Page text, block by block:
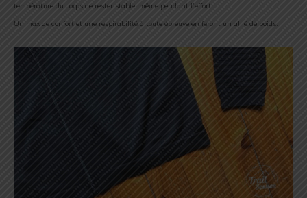
température du corps de rester stable, même pendant l’effort.
Un max de confort et une respirabilité à toute épreuve en feront un allié de poids.